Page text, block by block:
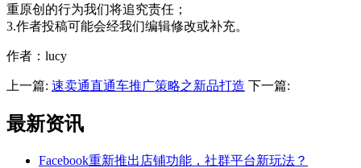
重原创的行为我们将追究责任；
3.作者投稿可能会经我们编辑修改或补充。
作者：lucy
上一篇: 速卖通直通车推广策略之新品打造 下一篇:
最新资讯
Facebook重新推出店铺功能，社群平台新玩法？